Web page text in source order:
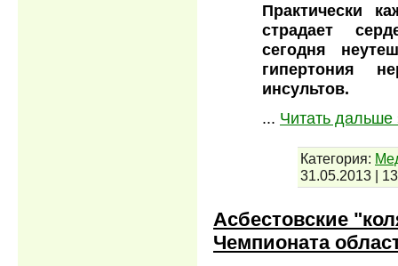
Практически
страдает
сегодня
гипертония
инсультов.
... Читать дальше
Категория:
31.05.2013 |
Асбестовские
Чемпионата